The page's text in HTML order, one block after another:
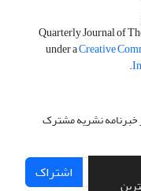
Quarterly Journal of
under aCreative
.
خبرنامه نشریه مشترک
اشتراک